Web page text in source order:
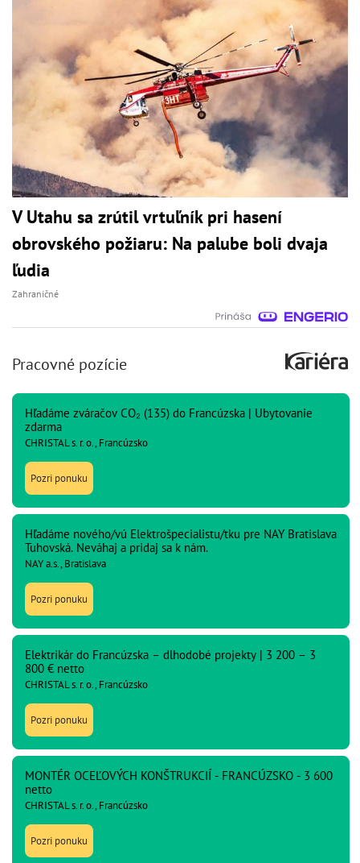
V Utahu sa zrútil vrtuľník pri hasení
obrovského požiaru: Na palube boli dvaja
ľudia
Zahraničné
Pracovné pozície
Hľadáme zváračov CO₂ (135) do Francúzska | Ubytovanie
zdarma
CHRISTAL s. r. o., Francúzsko
Pozri ponuku
Hľadáme nového/vú Elektrošpecialistu/tku pre NAY Bratislava
Tuhovská. Neváhaj a pridaj sa k nám.
NAY a.s., Bratislava
Pozri ponuku
Elektrikár do Francúzska – dlhodobé projekty | 3 200 – 3
800 € netto
CHRISTAL s. r. o., Francúzsko
Pozri ponuku
MONTÉR OCEĽOVÝCH KONŠTRUKCIÍ - FRANCÚZSKO - 3 600
netto
CHRISTAL s. r. o., Francúzsko
Pozri ponuku